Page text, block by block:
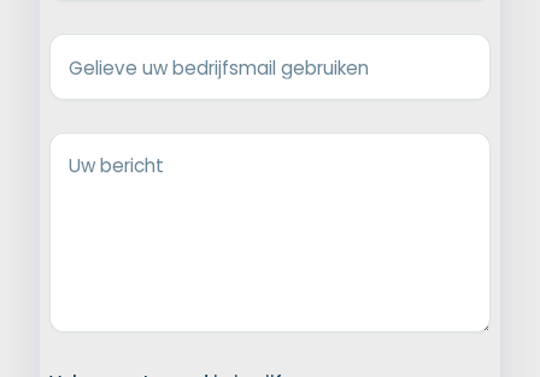
Gelieve uw bedrijfsmail gebruiken
Uw bericht